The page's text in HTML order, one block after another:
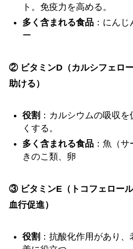
ト。免疫力を高める。
多く含まれる食品：にんじ
ー
② ビタミンD（カルシフェロ
助ける）
役割 ：カルシウムの吸収
くする。
多く含まれる食品：魚（サ
きのこ類、卵
③ ビタミンE（トコフェロー
血行促進）
役割 ：抗酸化作用があり